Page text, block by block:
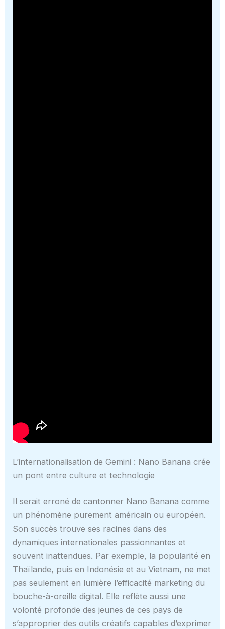
L’internationalisation de Gemini : Nano Banana crée
un pont entre culture et technologie
Il serait erroné de cantonner Nano Banana comme
un phénomène purement américain ou européen.
Son succès trouve ses racines dans des
dynamiques internationales passionnantes et
souvent inattendues. Par exemple, la popularité en
Thaïlande, puis en Indonésie et au Vietnam, ne met
pas seulement en lumière l’efficacité marketing du
bouche-à-oreille digital. Elle reflète aussi une
volonté profonde des jeunes de ces pays de
s’approprier des outils créatifs capables d’exprimer